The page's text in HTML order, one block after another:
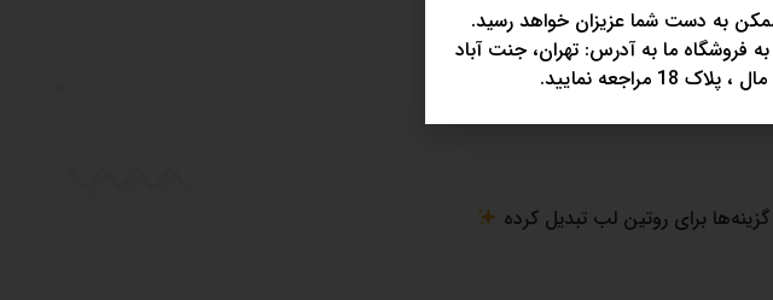
برای روتین لب تبدیل کرده
به دست شما عزیزان خواهد رسید.
فروشگاه ما به آدرس: تهران، جنت آباد